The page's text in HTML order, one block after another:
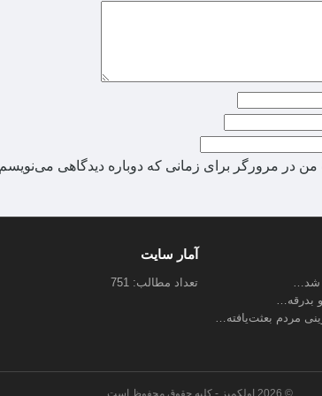
من در مرورگر برای زمانی که دوباره دیدگاهی
شد…
بدرقه…
مردم بعثت‌یافته…
آمار سایت
تعداد مطالب: 751
© 2026 اولکمیز - کلیه حقوق محفوظ است.